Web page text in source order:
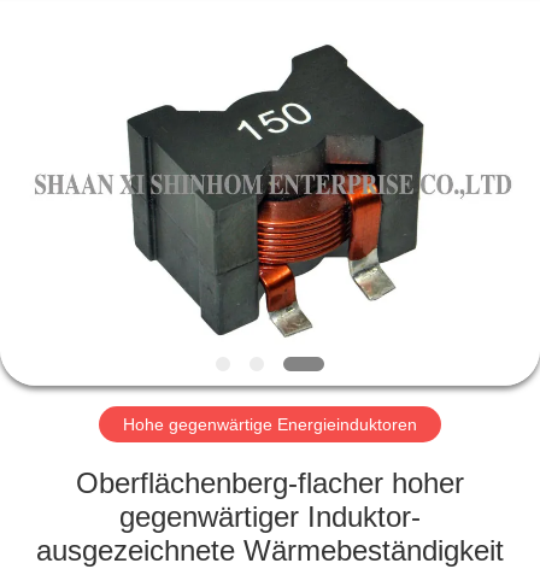
PRODUKTE
ÜBER
UNS
WERKSBESICHTIGUNG
QUALITÄTSKONTROLLE
Hohe gegenwärtige Energieinduktoren
Oberflächenberg-flacher hoher
gegenwärtiger Induktor-
ausgezeichnete Wärmebeständigkeit